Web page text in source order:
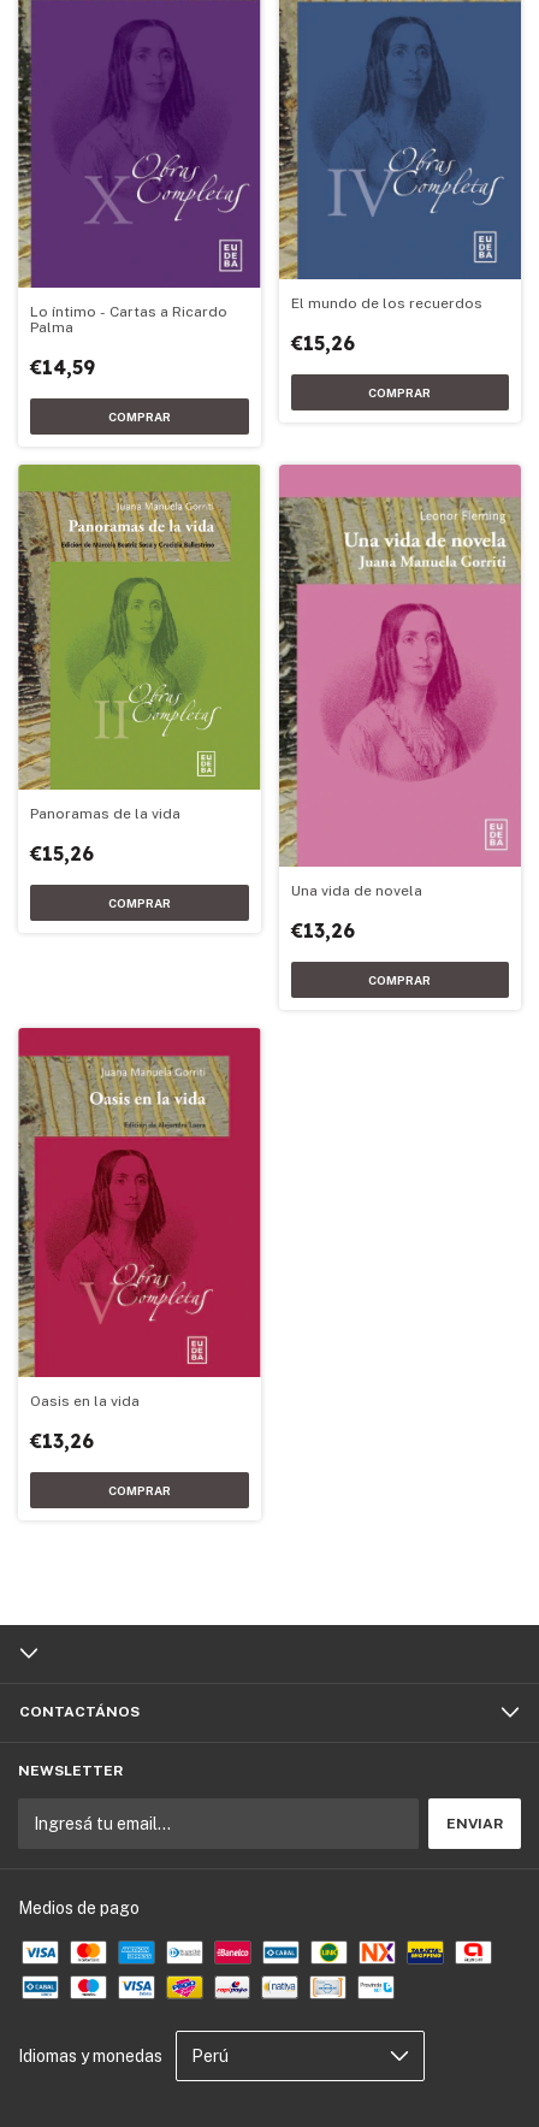
Lo íntimo - Cartas a Ricardo
Palma
€14,59
El mundo de los recuerdos
€15,26
Panoramas de la vida
€15,26
Una vida de novela
€13,26
Oasis en la vida
€13,26
CONTACTÁNOS
NEWSLETTER
Medios de pago
Idiomas y monedas